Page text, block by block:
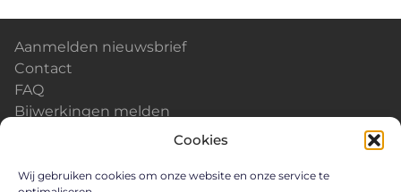
Cookies
Wij gebruiken cookies om onze website en onze service te
Aanmelden nieuwsbrief
Contact
FAQ
Bijwerkingen melden
Careers